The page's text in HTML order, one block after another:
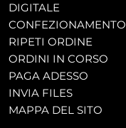
DIGITALE
CONFEZIONAMENTO
RIPETI ORDINE
ORDINI IN CORSO
PAGA ADESSO
INVIA FILES
MAPPA DEL SITO